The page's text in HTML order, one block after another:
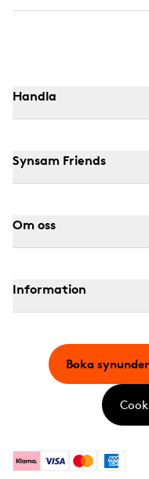
Handla
Synsam Friends
Om oss
Information
KlarnaVisa Mastercard
Boka